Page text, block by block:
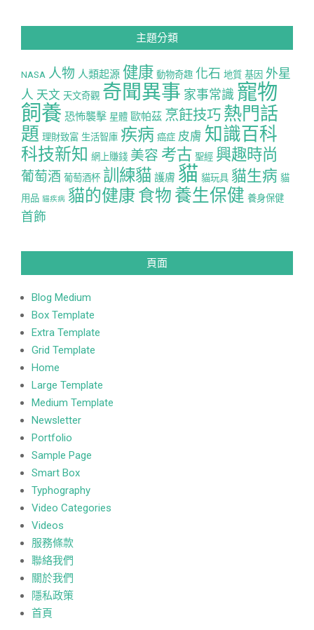
主題分類
NASA 人物 人類起源 健康 動物奇趣 化石 地質 基因 外星
人 天文 天文奇觀 奇聞異事 家事常識 寵物
飼養 恐怖襲擊 星體 歐帕茲 烹飪技巧 熱門話
題 理財致富 生活智庫 疾病 癌症 皮膚 知識百科
科技新知 網上賺錢 美容 考古 聖經 興趣時尚
葡萄酒 葡萄酒杯 訓練貓 護膚 貓 貓玩具 貓生病 貓
用品 貓疾病 貓的健康 食物 養生保健 養身保健
首飾
頁面
Blog Medium
Box Template
Extra Template
Grid Template
Home
Large Template
Medium Template
Newsletter
Portfolio
Sample Page
Smart Box
Typhography
Video Categories
Videos
服務條款
聯絡我們
關於我們
隱私政策
首頁